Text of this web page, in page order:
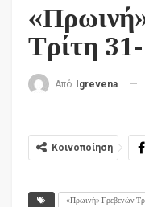
Τρίτη
Από Igrevena
Κοινοποίηση
«Πρωινή» Γρεβενών